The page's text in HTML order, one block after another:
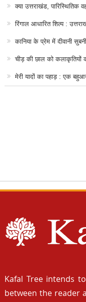
क्या उत्तराखंड, पारिस्थितिक
रिंगाल आधारित शिल्प :
कानिया के प्रेम में दीवानी
चीड़ की छाल को कलाकृतियों
मेरी यादों का पहाड़ : एक
Kafal Tree intends
between the reader